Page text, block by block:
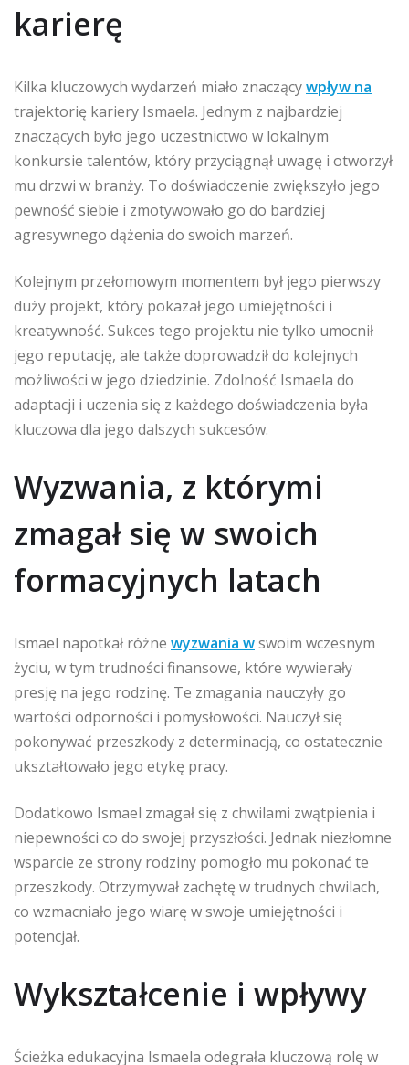
karierę
Kilka kluczowych wydarzeń miało znaczącywpływ na
trajektorię kariery Ismaela. Jednym z najbardziej
znaczących było jego uczestnictwo w lokalnym
konkursie talentów, który przyciągnął uwagę i otworzył
mu drzwi w branży. To doświadczenie zwiększyło jego
pewność siebie i zmotywowało go do bardziej
agresywnego dążenia do swoich marzeń.
Kolejnym przełomowym momentem był jego pierwszy
duży projekt, który pokazał jego umiejętności i
kreatywność. Sukces tego projektu nie tylko umocnił
jego reputację, ale także doprowadził do kolejnych
możliwości w jego dziedzinie. Zdolność Ismaela do
adaptacji i uczenia się z każdego doświadczenia była
kluczowa dla jego dalszych sukcesów.
Wyzwania, z którymi
zmagał się w swoich
formacyjnych latach
Ismael napotkał różne wyzwania wswoim wczesnym
życiu, w tym trudności finansowe, które wywierały
presję na jego rodzinę. Te zmagania nauczyły go
wartości odporności i pomysłowości. Nauczył się
pokonywać przeszkody z determinacją, co ostatecznie
ukształtowało jego etykę pracy.
Dodatkowo Ismael zmagał się z chwilami zwątpienia i
niepewności co do swojej przyszłości. Jednak niezłomne
wsparcie ze strony rodziny pomogło mu pokonać te
przeszkody. Otrzymywał zachętę w trudnych chwilach,
co wzmacniało jego wiarę w swoje umiejętności i
potencjał.
Wykształcenie i wpływy
Ścieżka edukacyjna Ismaela odegrała kluczową rolę w